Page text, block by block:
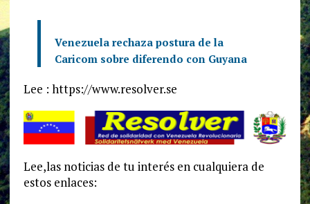
Venezuela rechaza postura de la
Caricom sobre diferendo con Guyana
Lee : https://www.resolver.se
Lee,las noticias de tu interés en cualquiera de
estos enlaces: